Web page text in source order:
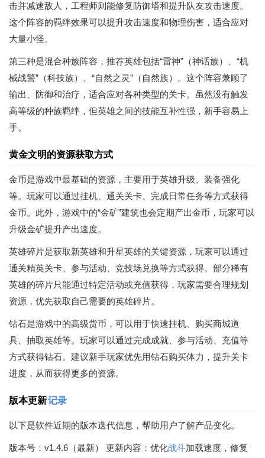
击并减速敌人，工程师则能修复防御塔和提升队友攻击速度。
这个阵容的羁绊效果可以提升攻击速度和物理伤害，适合应对
大量小怪。
第三种是混合种族阵容，推荐英雄包括“雷神”（神话族）、“机
械战警”（科技族）、“自然之灵”（自然族）。这个阵容兼顾了
输出、防御和治疗，适合应对各种类型的关卡。虽然没有触发
高等级的种族羁绊，但英雄之间的技能互补性强，新手容易上
手。
黄金文明的资源获取方式
金币是游戏中最基础的资源，主要用于英雄升级、装备强化
等。玩家可以通过挂机、通关关卡、完成日常任务等方式获得
金币。此外，游戏中的“金矿”建筑也会定期产出金币，玩家可以
升级金矿提升产出速度。
英雄碎片是获取新英雄和升星英雄的关键资源，玩家可以通过
通关精英关卡、参与活动、竞技场兑换等方式获得。部分稀有
英雄的碎片只能通过特定活动或充值获得，玩家需要合理规划
资源，优先获取自己需要的英雄碎片。
钻石是游戏中的高级货币，可以用于快速挂机、购买商城道
具、抽取英雄等。玩家可以通过完成成就、参与活动、充值等
方式获得钻石。建议新手玩家优先用钻石购买体力，提升关卡
进度，从而获得更多的资源。
版本更新记录
以下是软件近期的版本迭代信息，帮助用户了解产品变化。
版本号：v1.4.6（最新） 更新内容：优化战斗加载速度，修复